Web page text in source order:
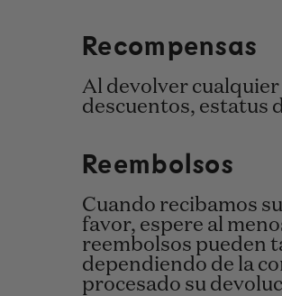
Recompensas
Al devolver cualquier
descuentos, estatus
Reembolsos
Cuando recibamos
favor, espere al
reembolsos pueden
dependiendo de la
procesado su